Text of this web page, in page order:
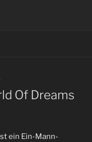
Of Dreams
ein Ein-Mann-